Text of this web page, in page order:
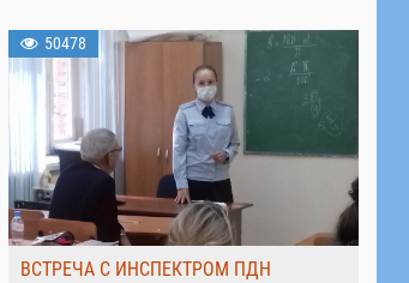
50478
ВСТРЕЧА С ИНСПЕКТРОМ ПДН